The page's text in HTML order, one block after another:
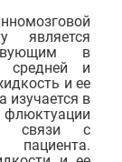
в
средней и
и ее
изучается в
связи с